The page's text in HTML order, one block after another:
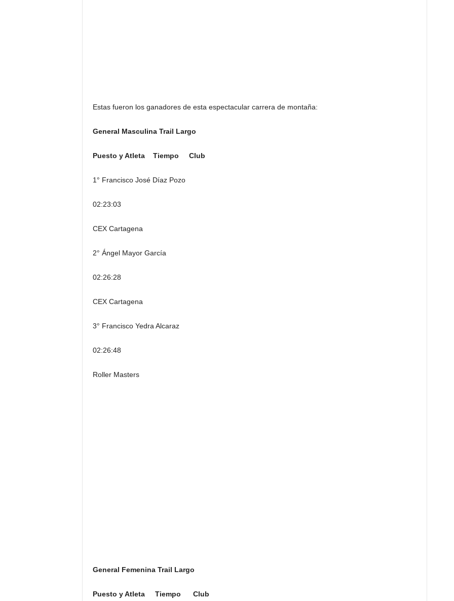
Estas fueron los ganadores de esta espectacular carrera de montaña:
General Masculina Trail Largo
Puesto y Atleta Tiempo Club
1° Francisco José Díaz Pozo
02:23:03
CEX Cartagena
2° Ángel Mayor García
02:26:28
CEX Cartagena
3° Francisco Yedra Alcaraz
02:26:48
Roller Masters
General Femenina Trail Largo
Puesto y Atleta Tiempo Club